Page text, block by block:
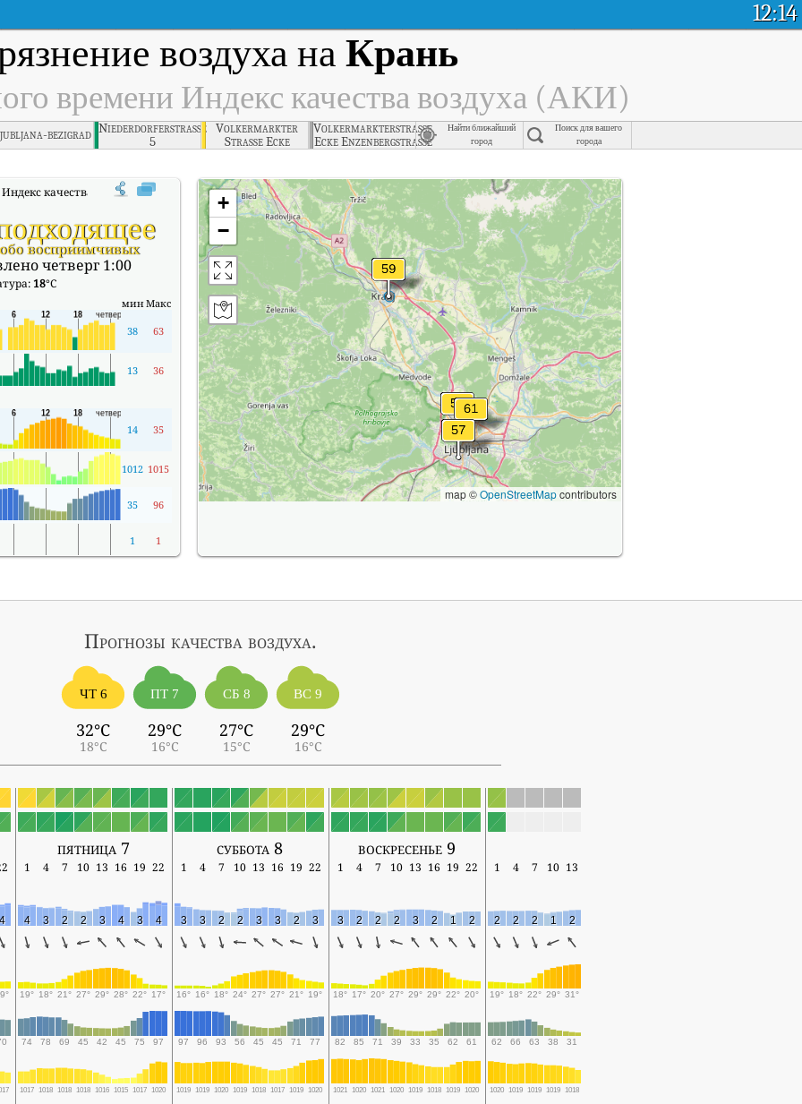
12:14
воздуха на Крань
времени Индекс качества воздуха (АКИ)
bezigrad Niederdorferstrasse
5
Volkermarkter
Strasse Ecke
Enzenbergstrasse
Volkermarkterstrasse
Ecke Enzenbergstrasse
Найти ближайший
город
Поиск для вашего
города
качества воздуха (АКИ).
восприимчивых
четверг 1:00
18°C
минМакс
38 63
13
36
14 35
1012 1015
35 96
1 1
+
−
map ©OpenStreetMapcontributors
Прогнозы качества воздуха.
ЧТ 6
32°C
18°C
ПТ 7
29°C
16°C
СБ 8
27°C
15°C
ВС 9
29°C
16°C
пятница 7 суббота 8 воскресенье 9
1 4 7 10 13 16 19 22 1 4 7 10 13 16 19 22 1 4 7 10 13 16 19 22 1 4 7 10 13
4 4 3 2 2 3 4 3 4 3 3 2 2 3 3 2 3 3 2 2 2 3 2 1 2 2 2 2 1 2
19° 18° 21° 27° 29° 28° 22° 17° 16° 16° 18° 24° 27° 27° 21° 19° 18° 17° 20° 27° 29° 29° 22° 20° 19° 18° 22° 29° 31°
74 78 69 45 42 45 75 97 97 96 93 56 45 45 71 77 82 85 71 39 33 35 62 61 62 66 63 38 31
1017 1018 1018 1018 1016 1015 1017 1020 1019 1019 1020 1019 1018 1017 1019 1020 1021 1020 1021 1020 1019 1018 1019 1020 1020 1019 1019 1019 1018